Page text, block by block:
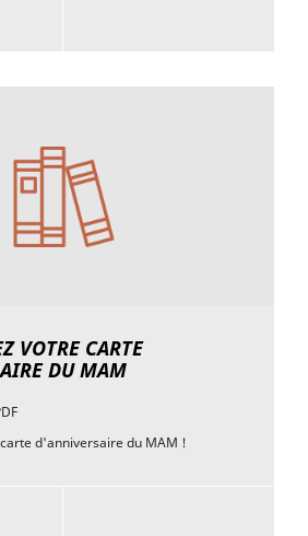
VOTRE CARTE
DU MAM
d'anniversaire du MAM !